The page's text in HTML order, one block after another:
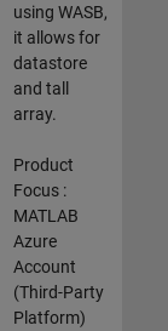
using WASB,
it allows for
datastore
and tall
array.
Product
Focus :
MATLAB
Azure
Account
(Third-Party
Platform)